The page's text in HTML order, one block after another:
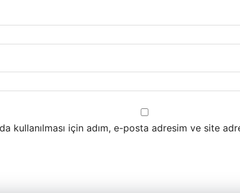
kullanılması için adım, e-posta adresim ve site